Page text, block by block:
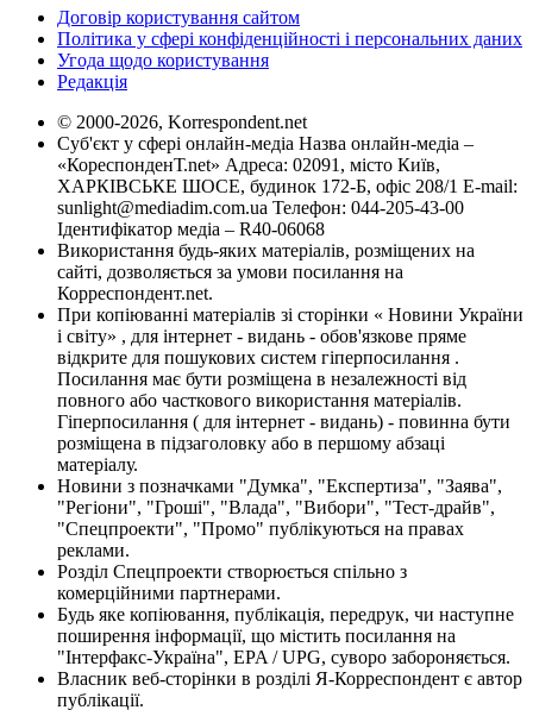
Договір користування сайтом
Політика у сфері конфіденційності і персональних даних
Угода щодо користування
Редакція
© 2000-2026, Korrespondent.net
Суб'єкт у сфері онлайн-медіа Назва онлайн-медіа –
«КореспонденТ.net» Адреса: 02091, місто Київ,
ХАРКІВСЬКЕ ШОСЕ, будинок 172-Б, офіс 208/1 E-mail:
sunlight@mediadim.com.ua Телефон: 044-205-43-00
Ідентифікатор медіа – R40-06068
Використання будь-яких матеріалів, розміщених на
сайті, дозволяється за умови посилання на
Корреспондент.net.
При копіюванні матеріалів зі сторінки « Новини України
і світу» , для інтернет - видань - обов'язкове пряме
відкрите для пошукових систем гіперпосилання .
Посилання має бути розміщена в незалежності від
повного або часткового використання матеріалів.
Гіперпосилання ( для інтернет - видань) - повинна бути
розміщена в підзаголовку або в першому абзаці
матеріалу.
Новини з позначками "Думка", "Експертиза", "Заява",
"Регіони", "Гроші", "Влада", "Вибори", "Тест-драйв",
"Спецпроекти", "Промо" публікуються на правах
реклами.
Розділ Спецпроекти створюється спільно з
комерційними партнерами.
Будь яке копіювання, публікація, передрук, чи наступне
поширення інформації, що містить посилання на
"Інтерфакс-Україна", EPA / UPG, суворо забороняється.
Власник веб-сторінки в розділі Я-Корреспондент є автор
публікації.